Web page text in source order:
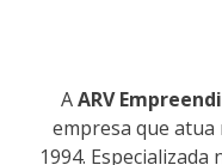
AARV
empresa que
1994. Especializada